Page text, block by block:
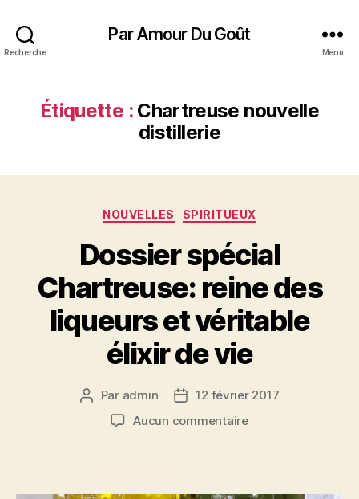
Recherche
Par Amour Du Goût
Menu
Étiquette : Chartreuse nouvelle
distillerie
Catégories
NOUVELLES SPIRITUEUX
Dossier spécial
Chartreuse: reine des
liqueurs et véritable
élixir de vie
Auteur
l’article
Par admin
Date12 février 2017
Aucun commentairesur